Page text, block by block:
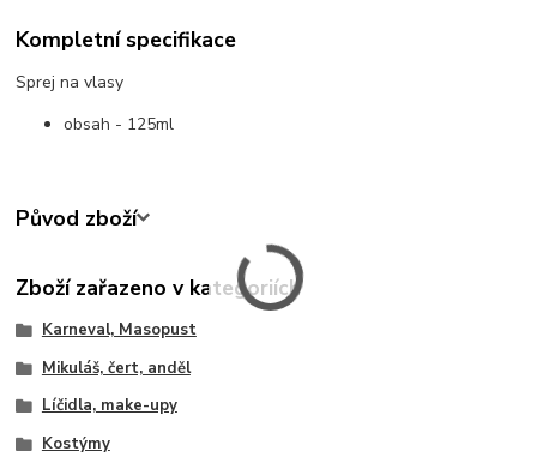
Kompletní specifikace
Sprej na vlasy
obsah - 125ml
Původ zboží
Zboží zařazeno v kategoriích
Karneval, Masopust
Mikuláš, čert, anděl
Líčidla, make-upy
Kostýmy